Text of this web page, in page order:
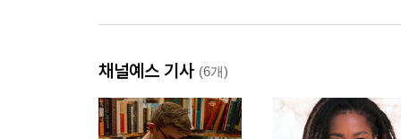
채널예스 기사 (6개)